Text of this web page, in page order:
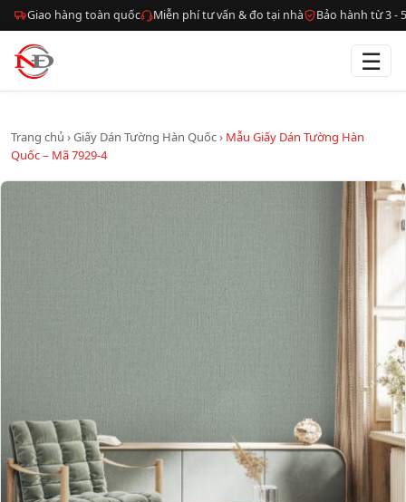
Giao hàng toàn quốc Miễn phí tư vấn & đo tại nhà Bảo hành từ 3 -
☰
Trang chủ ›Giấy Dán Tường Hàn Quốc› Mẫu Giấy Dán Tường Hàn
Quốc – Mã 7929-4